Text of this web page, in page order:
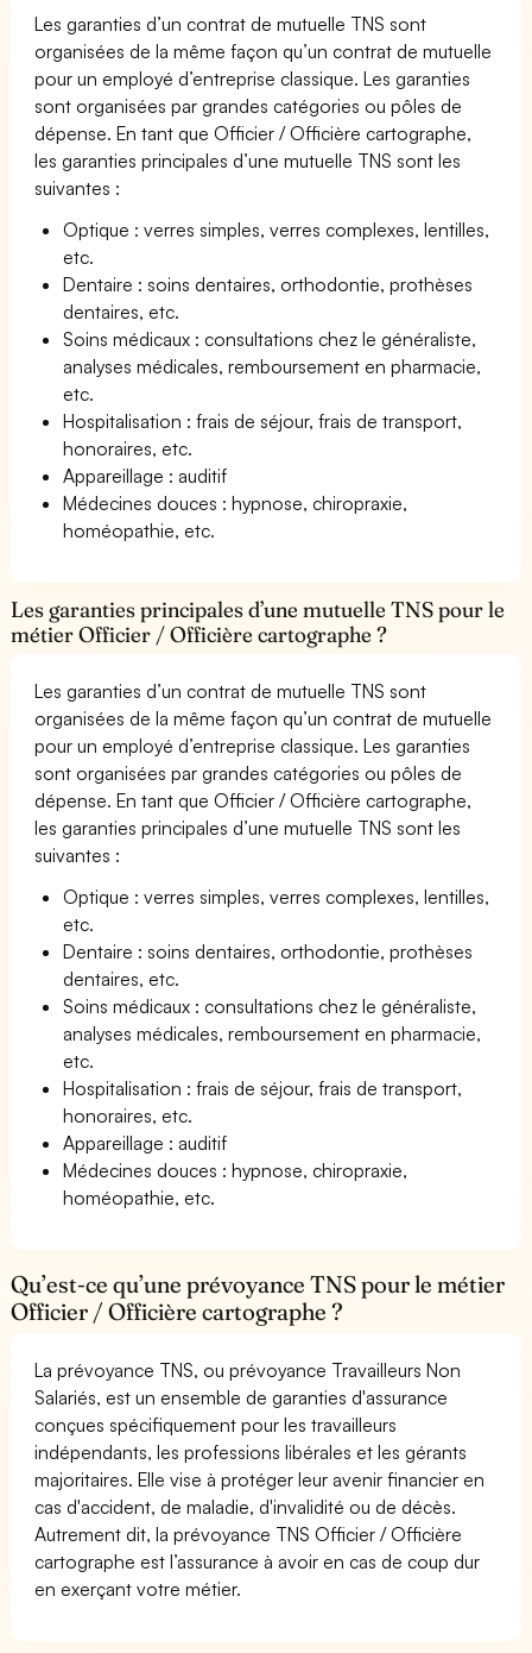
Les garanties d’un contrat de mutuelle TNS sont
organisées de la même façon qu’un contrat de mutuelle
pour un employé d’entreprise classique. Les garanties
sont organisées par grandes catégories ou pôles de
dépense. En tant que Officier / Officière cartographe,
les garanties principales d’une mutuelle TNS sont les
suivantes :
Optique : verres simples, verres complexes, lentilles,
etc.
Dentaire : soins dentaires, orthodontie, prothèses
dentaires, etc.
Soins médicaux : consultations chez le généraliste,
analyses médicales, remboursement en pharmacie,
etc.
Hospitalisation : frais de séjour, frais de transport,
honoraires, etc.
Appareillage : auditif
Médecines douces : hypnose, chiropraxie,
homéopathie, etc.
Les garanties principales d’une mutuelle TNS pour le
métier Officier / Officière cartographe ?
Les garanties d’un contrat de mutuelle TNS sont
organisées de la même façon qu’un contrat de mutuelle
pour un employé d’entreprise classique. Les garanties
sont organisées par grandes catégories ou pôles de
dépense. En tant que Officier / Officière cartographe,
les garanties principales d’une mutuelle TNS sont les
suivantes :
Optique : verres simples, verres complexes, lentilles,
etc.
Dentaire : soins dentaires, orthodontie, prothèses
dentaires, etc.
Soins médicaux : consultations chez le généraliste,
analyses médicales, remboursement en pharmacie,
etc.
Hospitalisation : frais de séjour, frais de transport,
honoraires, etc.
Appareillage : auditif
Médecines douces : hypnose, chiropraxie,
homéopathie, etc.
Qu’est-ce qu’une prévoyance TNS pour le métier
Officier / Officière cartographe ?
La prévoyance TNS, ou prévoyance Travailleurs Non
Salariés, est un ensemble de garanties d'assurance
conçues spécifiquement pour les travailleurs
indépendants, les professions libérales et les gérants
majoritaires. Elle vise à protéger leur avenir financier en
cas d'accident, de maladie, d'invalidité ou de décès.
Autrement dit, la prévoyance TNS Officier / Officière
cartographe est l’assurance à avoir en cas de coup dur
en exerçant votre métier.